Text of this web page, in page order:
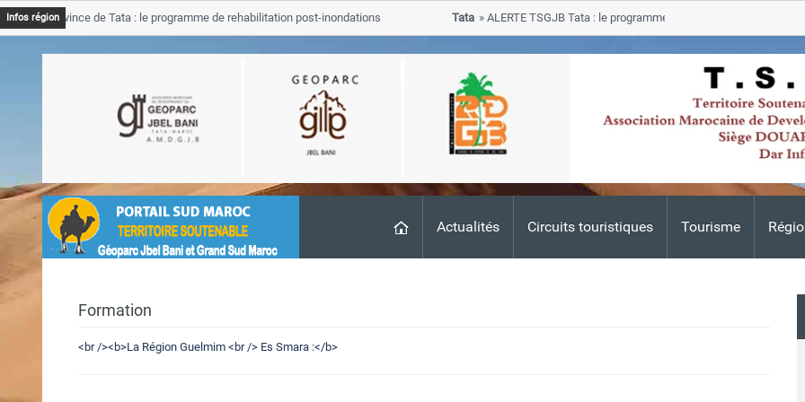
Actualités Circuits touristiques Tourisme
Infos région
Province de Tata : le programme de rehabilitation post-inondations
ALERTE TSGJB Tata : le programme de rehabilitation post-
progresse dans les zones sinistrees
Formation
<br /><b>La Région Guelmim <br /> Es Smara :</b>